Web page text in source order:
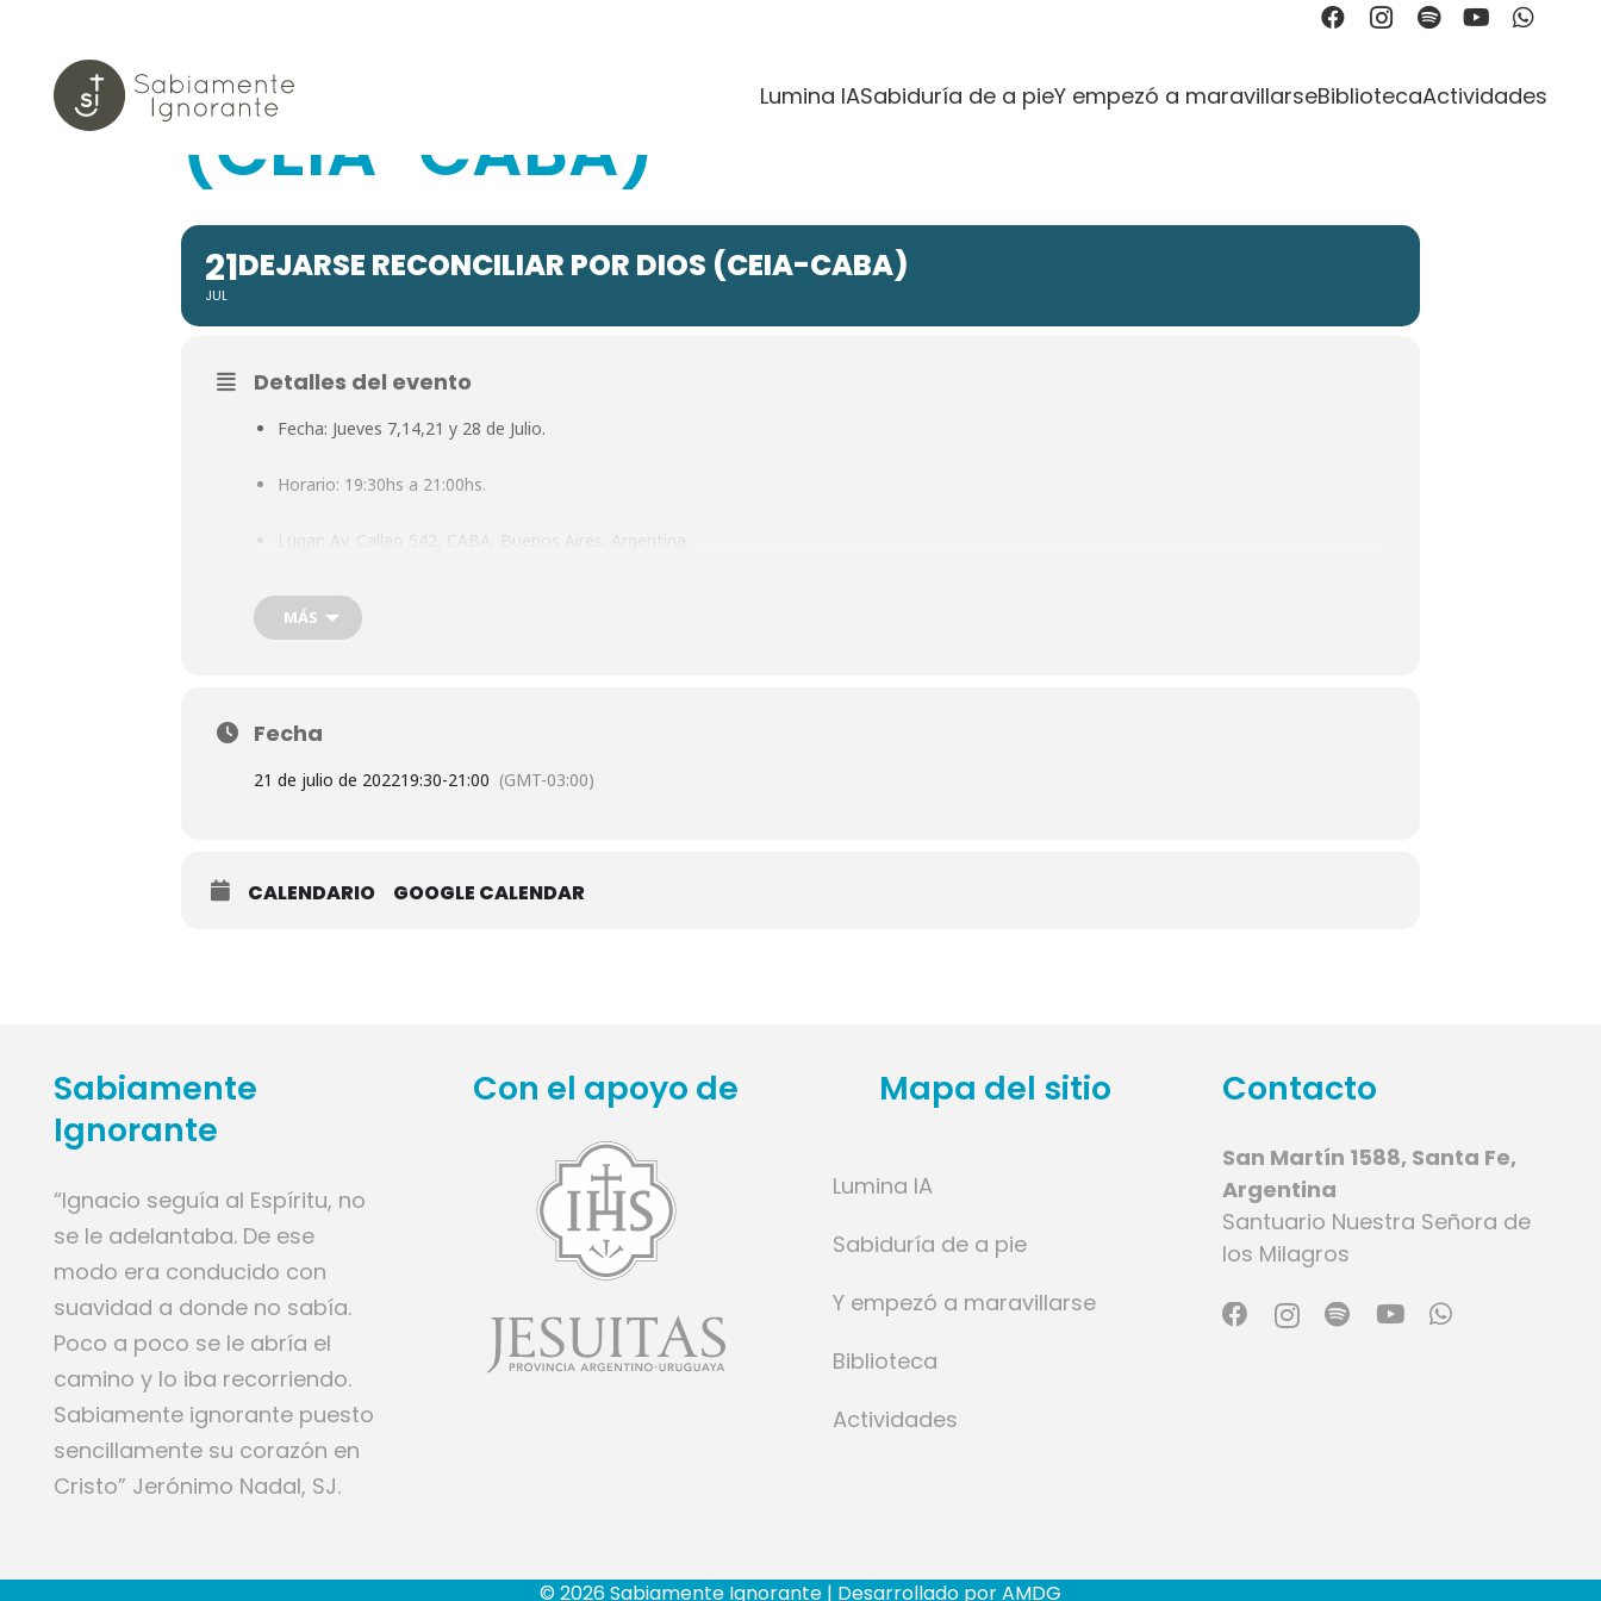
Lumina IASabiduría de a pieY empezó a maravillarseBibliotecaActividades
DEJARSE RECONCILIAR POR DIOS
(CEIA-CABA)
21
JUL
DEJARSE RECONCILIAR POR DIOS (CEIA-CABA)
Detalles del evento
Fecha: Jueves 7,14,21 y 28 de Julio.
Horario: 19:30hs a 21:00hs.
Lugar: Av. Callao 542, CABA, Buenos Aires. Argentina.
Requiere inscripción previa.
MÁS
Fecha
21 de julio de 202219:30-21:00 (GMT-03:00)
CALENDARIO GOOGLE CALENDAR
Sabiamente
Ignorante
“Ignacio seguía al Espíritu, no
se le adelantaba. De ese
modo era conducido con
suavidad a donde no sabía.
Poco a poco se le abría el
camino y lo iba recorriendo.
Sabiamente ignorante puesto
sencillamente su corazón en
Cristo” Jerónimo Nadal, SJ.
Con el apoyo de Mapa del sitio
Lumina IA
Sabiduría de a pie
Y empezó a maravillarse
Biblioteca
Actividades
Contacto
San Martín 1588, Santa Fe,
Argentina
Santuario Nuestra Señora de
los Milagros
© 2026 Sabiamente Ignorante | Desarrollado porAMDG